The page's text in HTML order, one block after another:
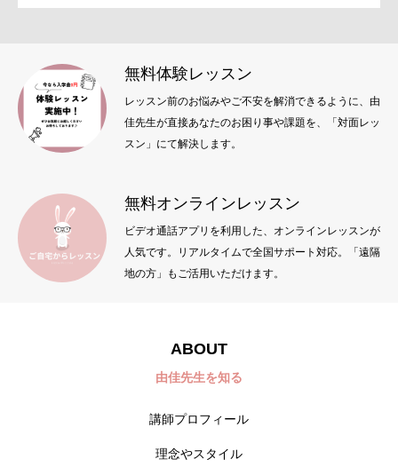
無料体験レッスン
レッスン前のお悩みやご不安を解消できるように、由
佳先生が直接あなたのお困り事や課題を、「対面レッ
スン」にて解決します。
無料オンラインレッスン
ビデオ通話アプリを利用した、オンラインレッスンが
人気です。リアルタイムで全国サポート対応。「遠隔
地の方」もご活用いただけます。
ABOUT
由佳先生を知る
講師プロフィール
理念やスタイル